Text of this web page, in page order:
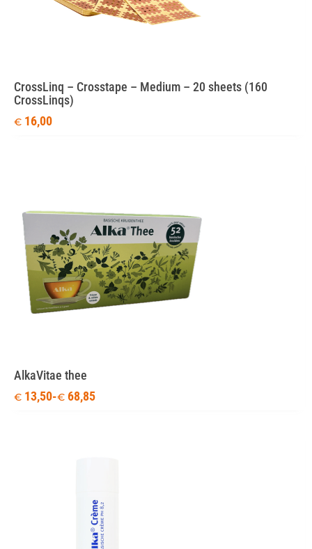
CrossLinq – Crosstape – Medium – 20 sheets (160
CrossLinqs)
€ 16,00
AlkaVitae thee
€ 13,50-€ 68,85